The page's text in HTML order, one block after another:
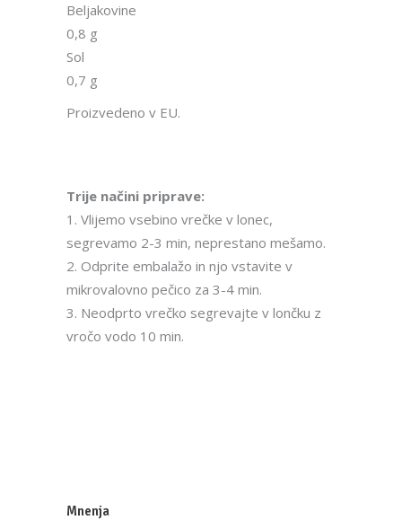
Beljakovine
0,8 g
Sol
0,7 g
Proizvedeno v EU.
Trije načini priprave:
1. Vlijemo vsebino vrečke v lonec,
segrevamo 2-3 min, neprestano mešamo.
2. Odprite embalažo in njo vstavite v
mikrovalovno pečico za 3-4 min.
3. Neodprto vrečko segrevajte v lončku z
vročo vodo 10 min.
Mnenja